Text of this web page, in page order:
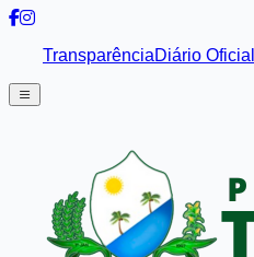
TransparênciaDiário Oficial